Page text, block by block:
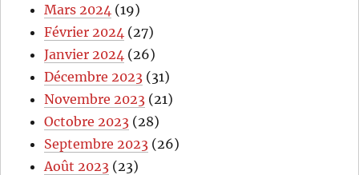
Mars 2024 (19)
Février 2024 (27)
Janvier 2024 (26)
Décembre 2023 (31)
Novembre 2023 (21)
Octobre 2023 (28)
Septembre 2023 (26)
Août 2023 (23)